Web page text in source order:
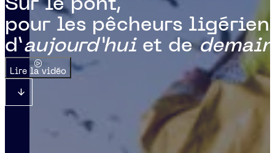
Sur le pont,
pour les pêcheurs
d’aujourd’hui et dedemain
Lire la vidéo